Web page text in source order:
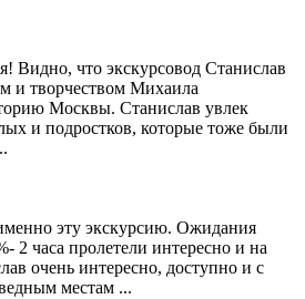
Видно, что экскурсовод Станислав
и творчеством Михаила
Москвы. Станислав увлек
и подростков, которые тоже были
эту экскурсию. Ожидания
2 часа пролетели интересно и на
очень интересно, доступно и с
местам ...